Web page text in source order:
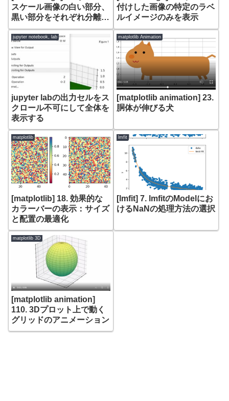
スケール画像の白い部分、
黒い部分をそれぞれ分離
(skimage.morphology
reconstruction)
付けした画像の特定のラベ
ルイメージのみを表示
jupyter notebook, lab
jupyter labの出力セルをス
クロール不可にして全体を
表示する
matplotlib Animation
[matplotlib animation] 23.
胴体が伸びる犬
matplotlib
[matplotlib] 18. 効果的な
カラーバーの表示：サイズ
と配置の最適化
lmfit
[lmfit] 7. lmfitのModelにお
けるNaNの処理方法の選択
matplotlib 3D
[matplotlib animation]
110. 3Dプロット上で動く
グリッドのアニメーション